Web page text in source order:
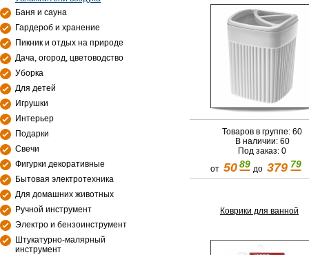
Баня и сауна
Гардероб и хранение
Пикник и отдых на природе
Дача, огород, цветоводство
Уборка
Для детей
Игрушки
Интерьер
Подарки
Свечи
Фигурки декоративные
Бытовая электротехника
Для домашних животных
Ручной инструмент
Электро и бензоинструмент
Штукатурно-малярный
инструмент
Товаров в группе: 60
В наличии: 60
Под заказ: 0
от 50 89до379 79
Коврики для ванной